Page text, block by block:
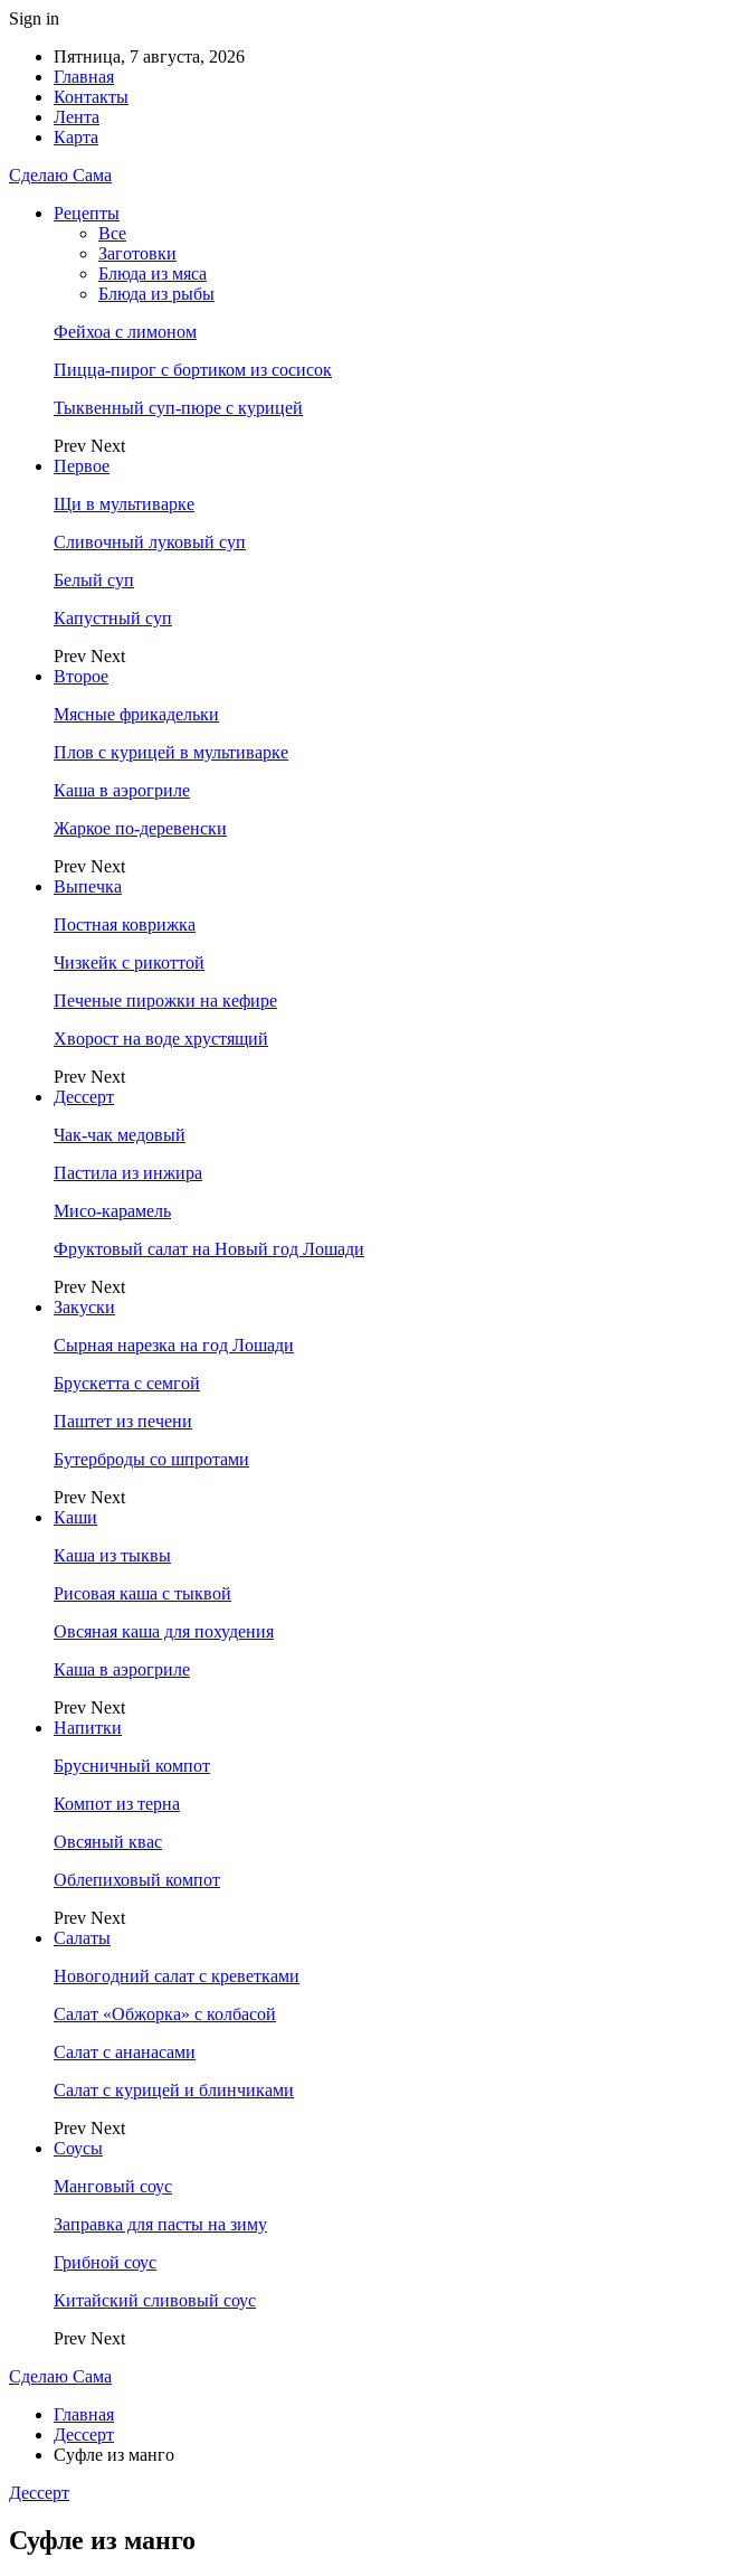
Sign in
Пятница, 7 августа, 2026
Главная
Контакты
Лента
Карта
Сделаю Сама
Рецепты
Все
Заготовки
Блюда из мяса
Блюда из рыбы
Фейхоа с лимоном
Пицца-пирог с бортиком из сосисок
Тыквенный суп-пюре с курицей
Prev Next
Первое
Щи в мультиварке
Сливочный луковый суп
Белый суп
Капустный суп
Prev Next
Второе
Мясные фрикадельки
Плов с курицей в мультиварке
Каша в аэрогриле
Жаркое по-деревенски
Prev Next
Выпечка
Постная коврижка
Чизкейк с рикоттой
Печеные пирожки на кефире
Хворост на воде хрустящий
Prev Next
Дессерт
Чак-чак медовый
Пастила из инжира
Мисо-карамель
Фруктовый салат на Новый год Лошади
Prev Next
Закуски
Сырная нарезка на год Лошади
Брускетта с семгой
Паштет из печени
Бутерброды со шпротами
Prev Next
Каши
Каша из тыквы
Рисовая каша с тыквой
Овсяная каша для похудения
Каша в аэрогриле
Prev Next
Напитки
Брусничный компот
Компот из терна
Овсяный квас
Облепиховый компот
Prev Next
Салаты
Новогодний салат с креветками
Салат «Обжорка» с колбасой
Салат с ананасами
Салат с курицей и блинчиками
Prev Next
Соусы
Манговый соус
Заправка для пасты на зиму
Грибной соус
Китайский сливовый соус
Prev Next
Сделаю Сама
Главная
Дессерт
Суфле из манго
Дессерт
Суфле из манго